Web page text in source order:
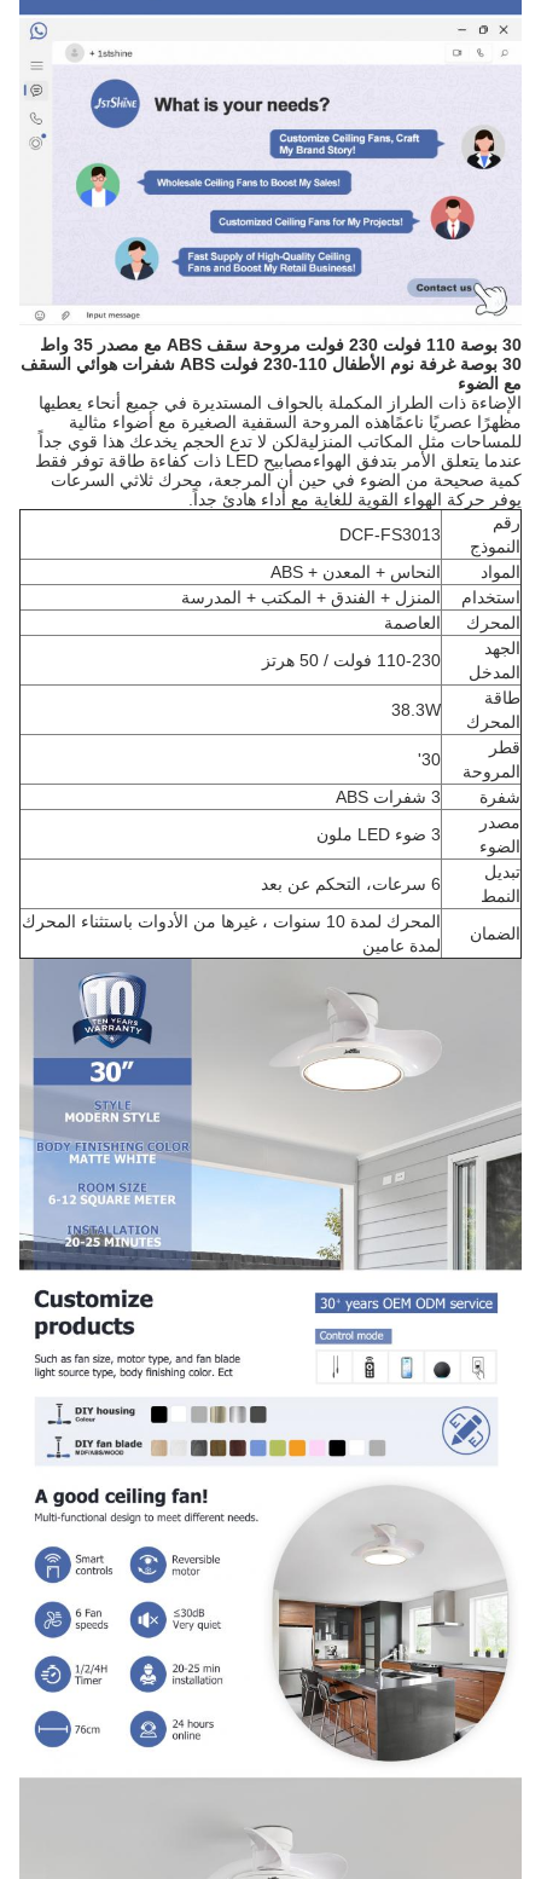
30 بوصة 110 فولت 230 فولت مروحة سقف ABS مع مصدر 35 واط
30 بوصة غرفة نوم الأطفال 110-230 فولت ABS شفرات هوائي السقف
مع الضوء
الإضاءة ذات الطراز المكملة بالحواف المستديرة في جميع أنحاء يعطيها
مظهرًا عصريًا ناعمًاهذه المروحة السقفية الصغيرة مع أضواء مثالية
للمساحات مثل المكاتب المنزليةلكن لا تدع الحجم يخدعك هذا قوي جداً
عندما يتعلق الأمر بتدفق الهواءمصابيح LED ذات كفاءة طاقة توفر فقط
كمية صحيحة من الضوء في حين أن المرجعة، محرك ثلاثي السرعات
يوفر حركة الهواء القوية للغاية مع أداء هادئ جداً.
رقم
النموذج
DCF-FS3013
المواد
النحاس + المعدن + ABS
استخدام
المنزل + الفندق + المكتب + المدرسة
المحرك
العاصمة
الجهد
المدخل
110-230 فولت / 50 هرتز
طاقة
المحرك
38.3W
قطر
المروحة
30'
شفرة
مصدر
الضوء
تبديل
النمط
الضمان
المحرك لمدة 10 سنوات ، غيرها من الأدوات باستثناء المحرك
لمدة عامين